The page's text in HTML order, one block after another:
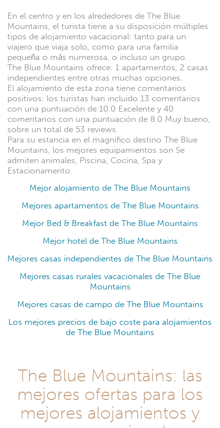
En el centro y en los alrededores de The Blue
Mountains, el turista tiene a su disposición múltiples
tipos de alojamiento vacacional: tanto para un
viajero que viaja solo, como para una familia
pequeña o más numerosa, o incluso un grupo.
The Blue Mountains ofrece: 1 apartamentos, 2 casas
independientes entre otras muchas opciones.
El alojamiento de esta zona tiene comentarios
positivos: los turistas han incluido 13 comentarios
con una puntuación de 10.0 Excelente y 40
comentarios con una puntuación de 8.0 Muy bueno,
sobre un total de 53 reviews.
Para su estancia en el magnífico destino The Blue
Mountains, los mejores equipamientos son Se
admiten animales, Piscina, Cocina, Spa y
Estacionamento.
Mejor alojamiento de The Blue Mountains
Mejores apartamentos de The Blue Mountains
Mejor Bed & Breakfast de The Blue Mountains
Mejor hotel de The Blue Mountains
Mejores casas independientes de The Blue Mountains
Mejores casas rurales vacacionales de The Blue
Mountains
Mejores casas de campo de The Blue Mountains
Los mejores precios de bajo coste para alojamientos
de The Blue Mountains
The Blue Mountains: las
mejores ofertas para los
mejores alojamientos y